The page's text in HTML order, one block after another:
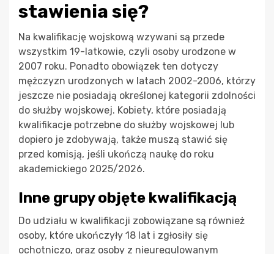
stawienia się?
Na kwalifikację wojskową wzywani są przede
wszystkim 19-latkowie, czyli osoby urodzone w
2007 roku. Ponadto obowiązek ten dotyczy
mężczyzn urodzonych w latach 2002-2006, którzy
jeszcze nie posiadają określonej kategorii zdolności
do służby wojskowej. Kobiety, które posiadają
kwalifikacje potrzebne do służby wojskowej lub
dopiero je zdobywają, także muszą stawić się
przed komisją, jeśli ukończą naukę do roku
akademickiego 2025/2026.
Inne grupy objęte kwalifikacją
Do udziału w kwalifikacji zobowiązane są również
osoby, które ukończyły 18 lat i zgłosiły się
ochotniczo, oraz osoby z nieuregulowanym